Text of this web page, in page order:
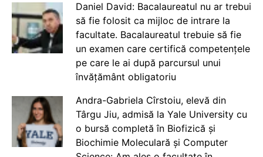
Daniel David: Bacalaureatul nu ar trebui
să fie folosit ca mijloc de intrare la
facultate. Bacalaureatul trebuie să fie
un examen care certifică competențele
pe care le ai după parcursul unui
învățământ obligatoriu
Andra-Gabriela Cîrstoiu, elevă din
Târgu Jiu, admisă la Yale University cu
o bursă completă în Biofizică și
Biochimie Moleculară și Computer